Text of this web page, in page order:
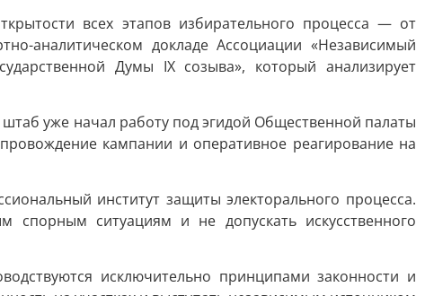
всех этапов избирательного процесса — от
аналитическом докладе Ассоциации «Независимый
Думы IX созыва», который анализирует
уже начал работу под эгидой Общественной палаты
кампании и оперативное реагирование на
институт защиты электорального процесса.
спорным ситуациям и не допускать искусственного
исключительно принципами законности и